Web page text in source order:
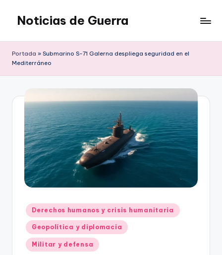
Saltar
contenido
Noticias de Guerra
Portada » Submarino S-71 Galerna despliega seguridad en el
Mediterráneo
Publicado
en
Derechos humanos y crisis humanitaria
Geopolítica y diplomacia
Militar y defensa